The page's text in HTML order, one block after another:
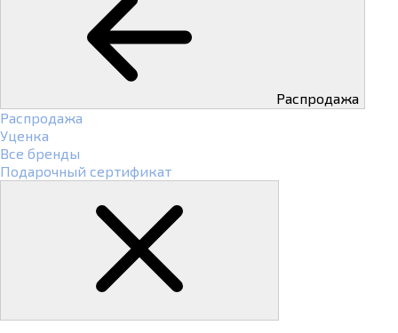
Распродажа
Распродажа
Уценка
Все бренды
Подарочный сертификат